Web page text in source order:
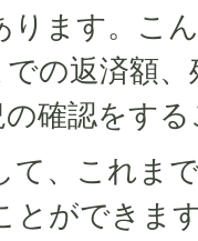
ります。こ
の返済額
確認をす
て、これま
とができま